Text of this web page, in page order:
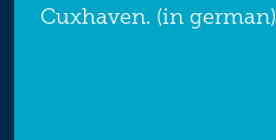
Cuxhaven. (in german)